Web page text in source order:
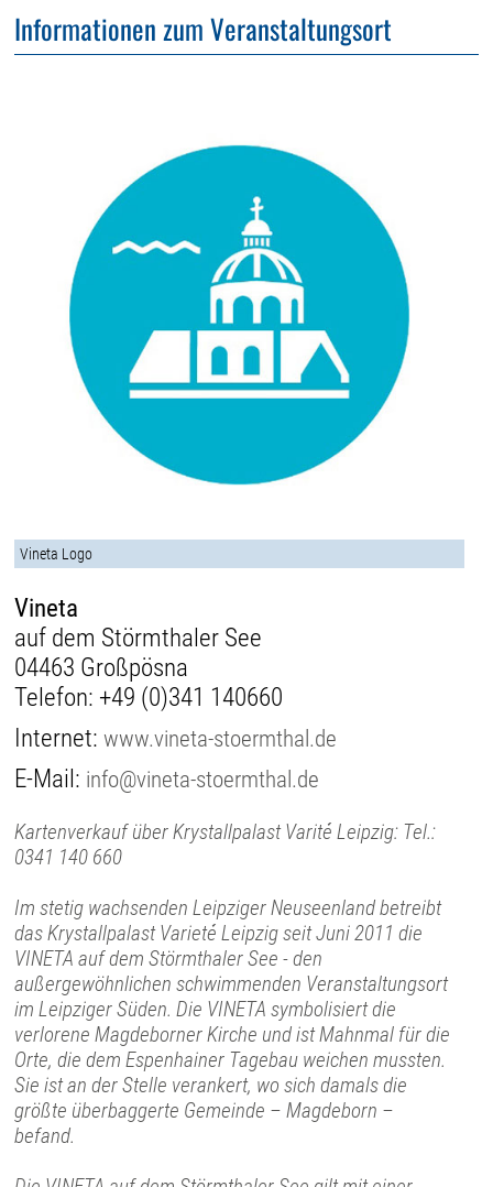
Informationen zum Veranstaltungsort
Vineta Logo
Vineta
auf dem Störmthaler See
04463 Großpösna
Telefon: +49 (0)341 140660
Internet:www.vineta-stoermthal.de
E-Mail: info@vineta-stoermthal.de
Kartenverkauf über Krystallpalast Varité Leipzig: Tel.:
0341 140 660
Im stetig wachsenden Leipziger Neuseenland betreibt
das Krystallpalast Varieté Leipzig seit Juni 2011 die
VINETA auf dem Störmthaler See - den
außergewöhnlichen schwimmenden Veranstaltungsort
im Leipziger Süden. Die VINETA symbolisiert die
verlorene Magdeborner Kirche und ist Mahnmal für die
Orte, die dem Espenhainer Tagebau weichen mussten.
Sie ist an der Stelle verankert, wo sich damals die
größte überbaggerte Gemeinde – Magdeborn –
befand.